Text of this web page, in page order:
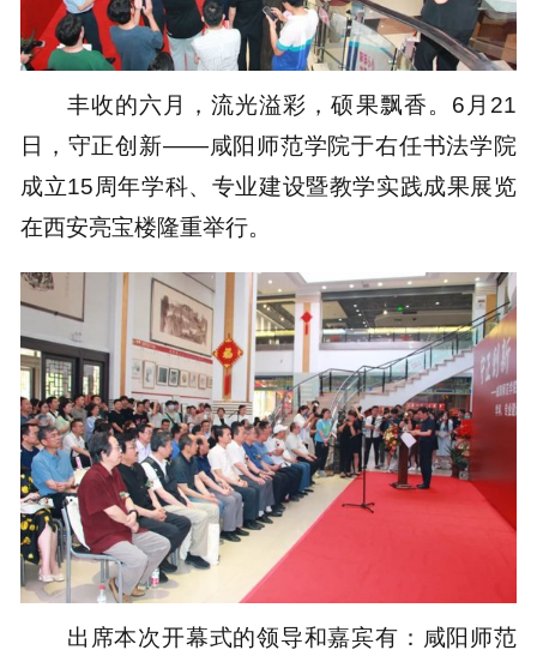
丰收的六月，流光溢彩，硕果飘香。6月21
日，守正创新——咸阳师范学院于右任书法学院
成立15周年学科、专业建设暨教学实践成果展览
在西安亮宝楼隆重举行。
出席本次开幕式的领导和嘉宾有：咸阳师范